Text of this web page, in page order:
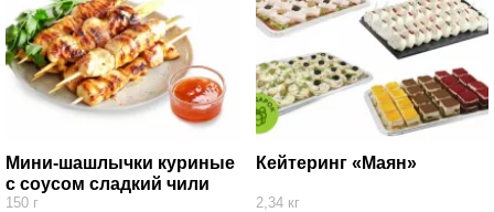
Мини-шашлычки куриные
с соусом сладкий чили
150 г
Кейтеринг «Маян»
2,34 кг